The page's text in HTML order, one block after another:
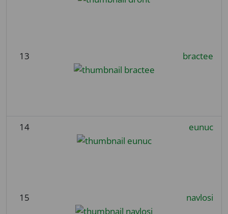
13 bractee
14 eunuc
15 navlosi